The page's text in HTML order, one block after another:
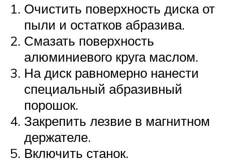
Очистить поверхность диска от
пыли и остатков абразива.
Смазать поверхность
алюминиевого круга маслом.
На диск равномерно нанести
специальный абразивный
порошок.
Закрепить лезвие в магнитном
держателе.
Включить станок.